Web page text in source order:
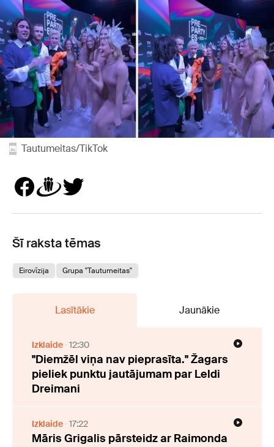
Tautumeitas/TikTok
Šī raksta tēmas
Eirovīzija Grupa "Tautumeitas"
Lasītākie Jaunākie
Izklaide 12:30
"Diemžēl viņa nav pieprasīta." Žagars
pieliek punktu jautājumam par Leldi
Dreimani
Izklaide 17:22
Māris Grigalis pārsteidz ar Raimonda